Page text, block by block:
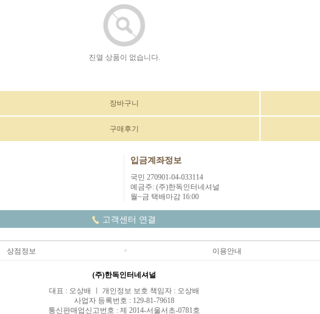
진열 상품이 없습니다.
장바구니
구매후기
입금계좌정보
국민 270901-04-033114
예금주: (주)한독인터네셔널
월~금 택배마감 16:00
고객센터 연결
상점정보 이용안내
(주)한독인터네셔널
대표 : 오상배 ㅣ 개인정보 보호 책임자 : 오상배
사업자 등록번호 : 129-81-79618
통신판매업신고번호 : 제 2014-서울서초-0781호